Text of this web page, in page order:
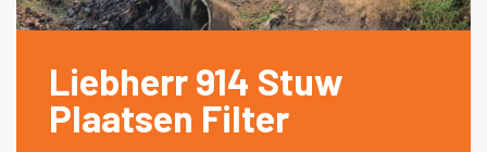
Liebherr 914 Stuw
Plaatsen Filter